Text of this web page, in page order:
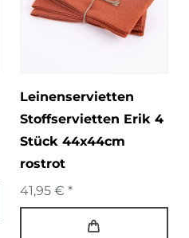
Leinenservietten
Stoffservietten Erik 4
Stück 44x44cm
rostrot
41,95 € *